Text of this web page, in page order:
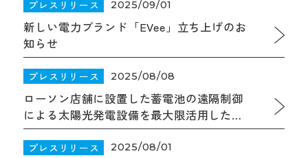
プレスリリース 2025/09/01
新しい電力ブランド「EVee」立ち上げのお
知らせ
プレスリリース 2025/08/08
ローソン店舗に設置した蓄電池の遠隔制御
による太陽光発電設備を最大限活用した店
舗のCO２排出量削減および電力の需給バラ
ンス調整
プレスリリース 2025/08/01